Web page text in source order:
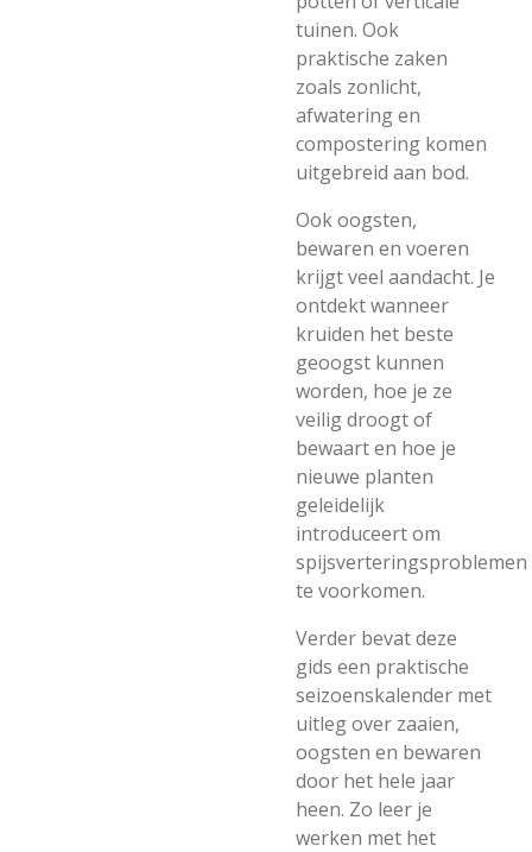
tuinen. Ook
praktische zaken
zoals zonlicht,
afwatering en
compostering komen
uitgebreid aan bod.
Ook oogsten,
bewaren en voeren
krijgt veel aandacht. Je
ontdekt wanneer
kruiden het beste
geoogst kunnen
worden, hoe je ze
veilig droogt of
bewaart en hoe je
nieuwe planten
geleidelijk
introduceert om
spijsverteringsproblemen
te voorkomen.
Verder bevat deze
gids een praktische
seizoenskalender met
uitleg over zaaien,
oogsten en bewaren
door het hele jaar
heen. Zo leer je
werken met het